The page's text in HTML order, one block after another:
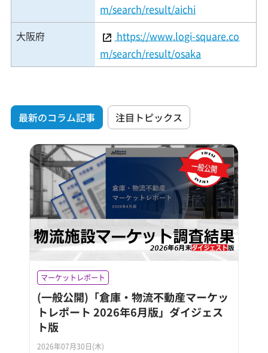
m/search/result/aichi
大阪府
https://www.logi-square.co
m/search/result/osaka
最新のコラム記事 注目トピックス
マーケットレポート
(一般公開)「倉庫・物流不動産マーケッ
トレポート 2026年6月版」ダイジェス
ト版
2026年07月30日(木)